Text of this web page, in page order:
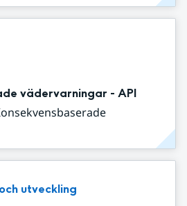
vädervarningar - API
utveckling